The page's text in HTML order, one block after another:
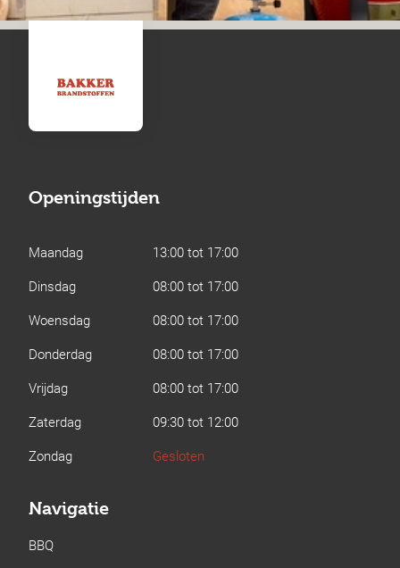
Openingstijden
Maandag
13:00 tot 17:00
Dinsdag
08:00 tot 17:00
Woensdag
08:00 tot 17:00
Donderdag
08:00 tot 17:00
Vrijdag
08:00 tot 17:00
Zaterdag
09:30 tot 12:00
Zondag
Gesloten
Navigatie
BBQ